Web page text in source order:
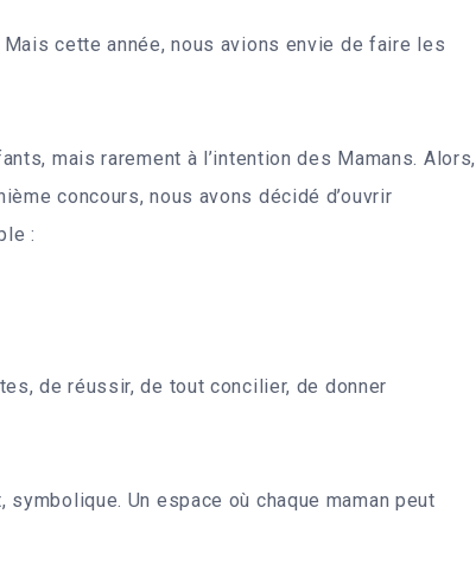
cette année, nous avions envie de faire les
mais rarement à l’intention des Mamans. Alors,
concours, nous avons décidé d’ouvrir
:
de réussir, de tout concilier, de donner
Un espace où chaque maman peut